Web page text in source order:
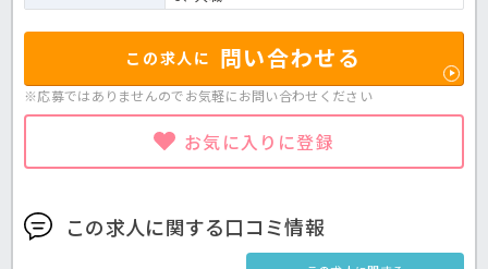
この求人に 問い合わせる
※応募ではありませんのでお気軽にお問い合わせください
お気に入りに登録
この求人に関する口コミ情報